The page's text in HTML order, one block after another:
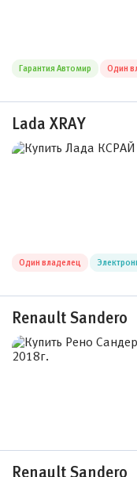
Гарантия Автомир Один
Lada XRAY
Один владелец
Renault Sandero
Renault Sandero